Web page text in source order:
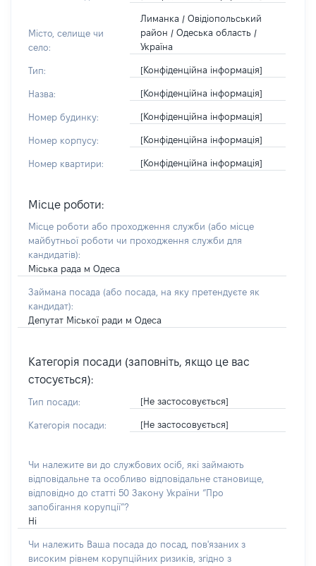
Місто, селище чи
село:
Лиманка / Овідіопольський
район / Одеська область /
Україна
Тип: [Конфіденційна інформація]
Назва: [Конфіденційна інформація]
Номер будинку: [Конфіденційна інформація]
Номер корпусу: [Конфіденційна інформація]
Номер квартири: [Конфіденційна інформація]
Місце роботи:
Місце роботи або проходження служби (або місце
майбутньої роботи чи проходження служби для
кандидатів):
Міська рада м Одеса
Займана посада (або посада, на яку претендуєте як
кандидат):
Депутат Міської ради м Одеса
Категорія посади (заповніть, якщо це вас
стосується):
Тип посади: [Не застосовується]
Категорія посади: [Не застосовується]
Чи належите ви до службових осіб, які займають
відповідальне та особливо відповідальне становище,
відповідно до статті 50 Закону України “Про
запобігання корупції”?
Ні
Чи належить Ваша посада до посад, пов'язаних з
високим рівнем корупційних ризиків, згідно з